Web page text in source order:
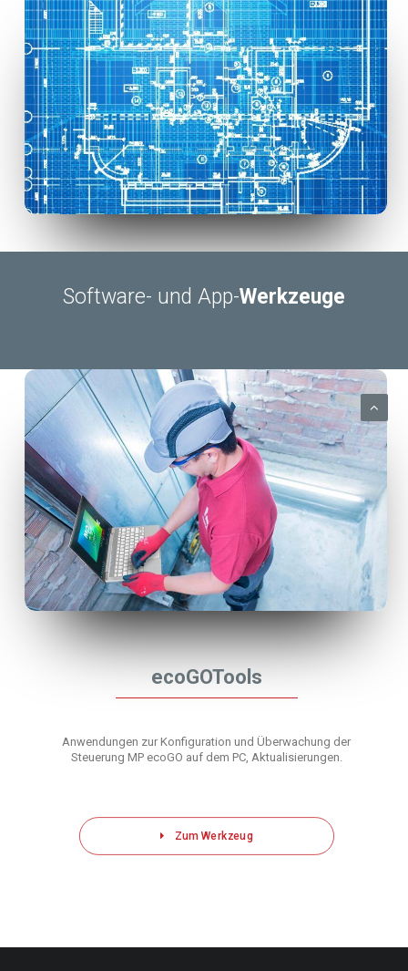
Software- und App-Werkzeuge
ecoGOTools
Anwendungen zur Konfiguration und Überwachung der
Steuerung MP ecoGO auf dem PC, Aktualisierungen.
Zum Werkzeug